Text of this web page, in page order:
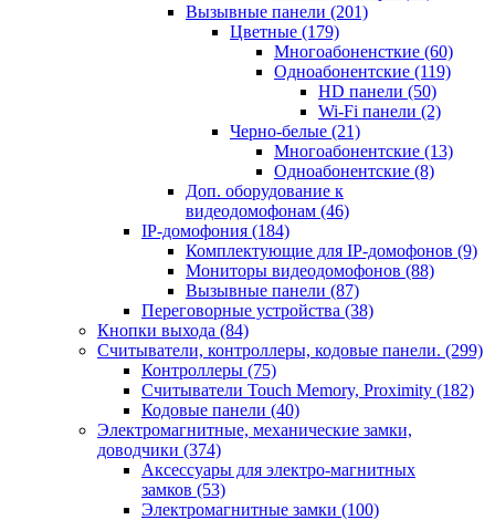
Вызывные панели (201)
Цветные (179)
Многоабоненсткие (60)
Одноабонентские (119)
HD панели (50)
Wi-Fi панели (2)
Черно-белые (21)
Многоабонентские (13)
Одноабонентские (8)
Доп. оборудование к
видеодомофонам (46)
IP-домофония (184)
Комплектующие для IP-домофонов (9)
Мониторы видеодомофонов (88)
Вызывные панели (87)
Переговорные устройства (38)
Кнопки выхода (84)
Считыватели, контроллеры, кодовые панели. (299)
Контроллеры (75)
Считыватели Touch Memory, Proximity (182)
Кодовые панели (40)
Электромагнитные, механические замки,
доводчики (374)
Аксессуары для электро-магнитных
замков (53)
Электромагнитные замки (100)